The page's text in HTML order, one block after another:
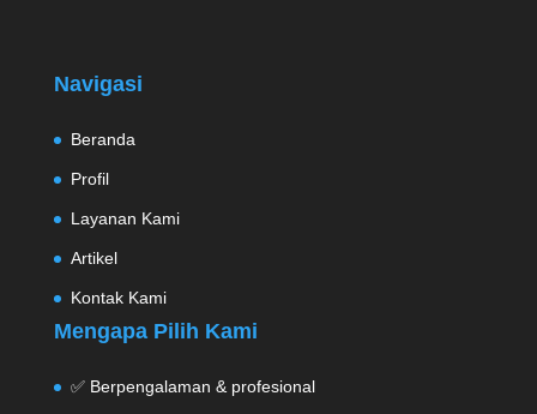
Navigasi
Beranda
Profil
Layanan Kami
Artikel
Kontak Kami
Mengapa Pilih Kami
✅ Berpengalaman & profesional